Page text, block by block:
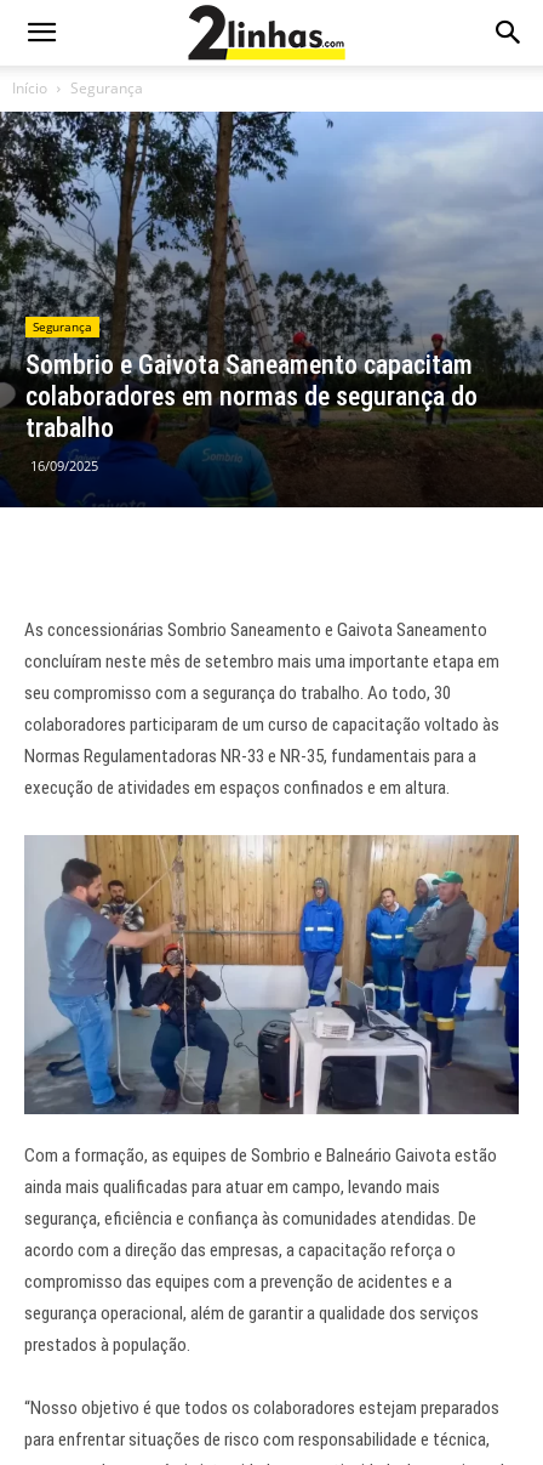
Início Segurança
Segurança
Sombrio e Gaivota Saneamento capacitam
colaboradores em normas de segurança do
trabalho
16/09/2025
As concessionárias Sombrio Saneamento e Gaivota Saneamento
concluíram neste mês de setembro mais uma importante etapa em
seu compromisso com a segurança do trabalho. Ao todo, 30
colaboradores participaram de um curso de capacitação voltado às
Normas Regulamentadoras NR-33 e NR-35, fundamentais para a
execução de atividades em espaços confinados e em altura.
Com a formação, as equipes de Sombrio e Balneário Gaivota estão
ainda mais qualificadas para atuar em campo, levando mais
segurança, eficiência e confiança às comunidades atendidas. De
acordo com a direção das empresas, a capacitação reforça o
compromisso das equipes com a prevenção de acidentes e a
segurança operacional, além de garantir a qualidade dos serviços
prestados à população.
“Nosso objetivo é que todos os colaboradores estejam preparados
para enfrentar situações de risco com responsabilidade e técnica,